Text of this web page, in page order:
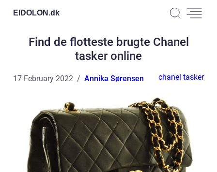
EIDOLON.dk
Find de flotteste brugte Chanel
tasker online
17 February 2022 Annika Sørensen chanel tasker